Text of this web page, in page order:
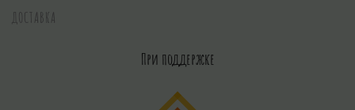
ДОСТАВКА
При поддержке